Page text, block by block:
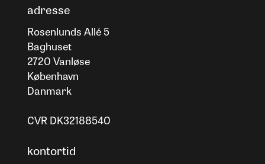
adresse
Rosenlunds Allé 5
Baghuset
2720 Vanløse
København
Danmark
CVR DK32188540
kontortid